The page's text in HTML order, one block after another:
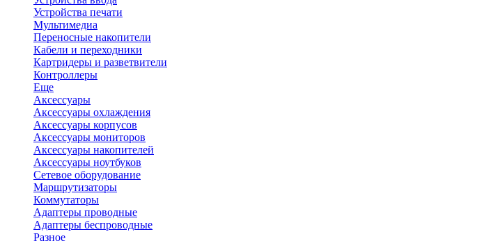
Устройства печати
Мультимедиа
Переносные накопители
Кабели и переходники
Картридеры и разветвители
Контроллеры
Еще
Аксессуары
Аксессуары охлаждения
Аксессуары корпусов
Аксессуары мониторов
Аксессуары накопителей
Аксессуары ноутбуков
Сетевое оборудование
Маршрутизаторы
Коммутаторы
Адаптеры проводные
Адаптеры беспроводные
Разное